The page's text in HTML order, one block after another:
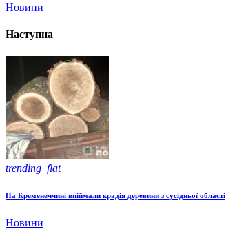
Новини
Наступна
trending_flat
На Кременеччині впіймали крадія деревини з сусідньої області
Новини